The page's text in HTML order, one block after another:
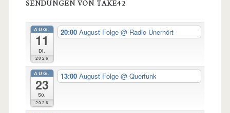
SENDUNGEN VON TAKE42
AUG.
11
Di.
2026
20:00August Folge@ Radio Unerhört
AUG.
23
So.
2026
13:00August Folge@ Querfunk